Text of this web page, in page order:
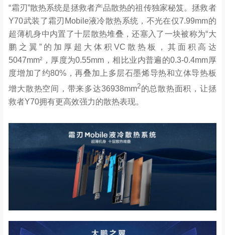
“霜刃”散热系统是拯救者产品散热的祖传独家秘笈。拯救者
Y70武装了霜刃Mobile液冷散热系统，不光在仅7.99mm的
超薄机身中内置了十层散热堆叠，还塞入了一块被称为“大
鹏之翼”的加厚超大体积VC散热板，其面积高达
5047mm²，厚度为0.55mm，相比业内普遍的0.3-0.4mm厚
度增加了约80%，再叠加上多层石墨烯导热和立体导热板
增大散热空间，带来多达36938mm2的总散热面积，让拯
救者Y70拥有更高效强力的散热表现。